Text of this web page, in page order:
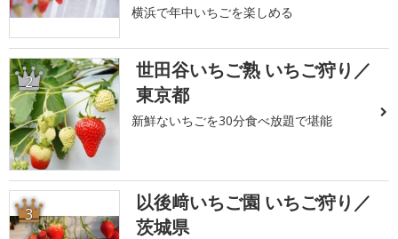
横浜で年中いちごを楽しめる
2
世田谷いちご熟 いちご狩り／
東京都
新鮮ないちごを30分食べ放題で堪能
3
以後﨑いちご園 いちご狩り／
茨城県